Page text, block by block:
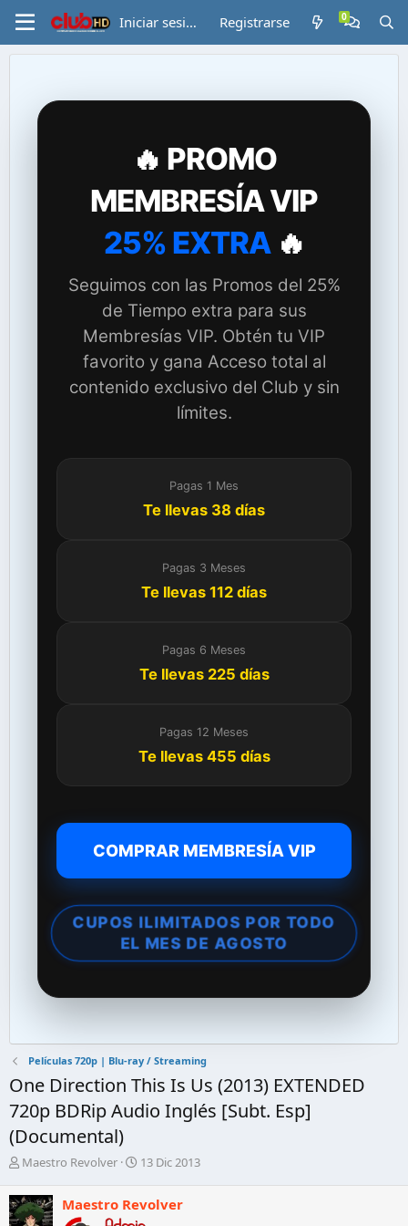
Iniciar sesión Registrarse
🔥 PROMO
MEMBRESÍA VIP
25% EXTRA🔥
Seguimos con las Promos del 25%
de Tiempo extra para sus
Membresías VIP. Obtén tu VIP
favorito y gana Acceso total al
contenido exclusivo del Club y sin
límites.
Pagas 1 Mes
Te llevas 38 días
Pagas 3 Meses
Te llevas 112 días
Pagas 6 Meses
Te llevas 225 días
Pagas 12 Meses
Te llevas 455 días
COMPRAR MEMBRESÍA VIP
CUPOS ILIMITADOS POR TODO
EL MES DE AGOSTO
Películas 720p | Blu-ray / Streaming
One Direction This Is Us (2013) EXTENDED
720p BDRip Audio Inglés [Subt. Esp]
(Documental)
A
t
o
Maestro Revolver
F
h
13 Dic 2013
Maestro Revolver